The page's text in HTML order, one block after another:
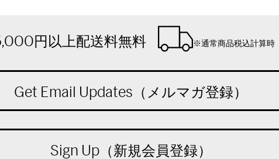
円以上配送料無料 ※通常商品税込計算時
Get Email Updates（メルマガ登録）
Sign Up（新規会員登録）